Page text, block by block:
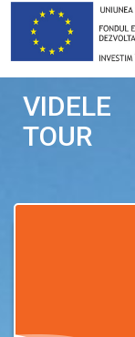
VIDELE
TOUR